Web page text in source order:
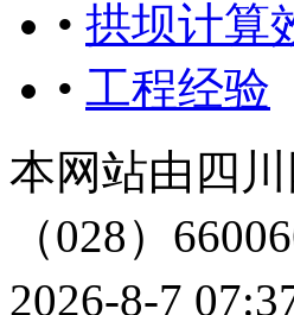
• 拱坝计算
• 工程经验
本网站由四
（028）
2026-8-7